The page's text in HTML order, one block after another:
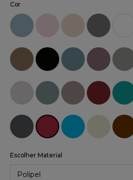
Cor
Escolher Material
Polipel